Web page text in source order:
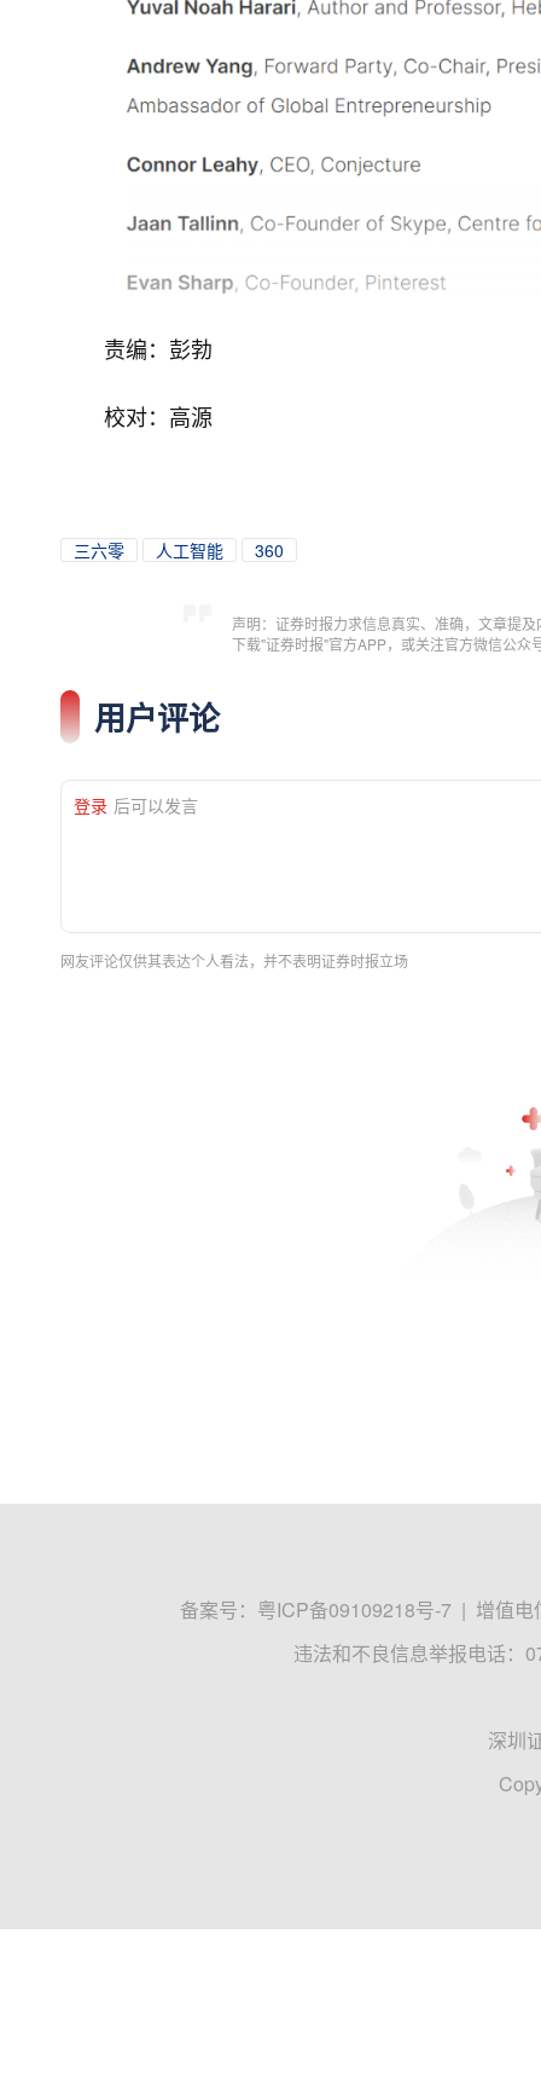
责编：彭勃
校对：高源
三六零 人工智能 360
声明：证券时报力求信息真实、准确，文章提
下载"证券时报"官方APP，或关注官方微信公
用户评论
登录 后可以发言
网友评论仅供其表达个人看法，并不表明证券时报立场
备案号： 粤ICP备09109218号-7 | 增值电
违法和不良信息举报电话：
深圳